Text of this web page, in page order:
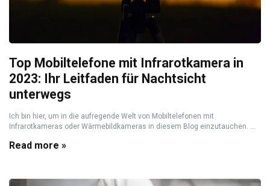
Top Mobiltelefone mit Infrarotkamera in
2023: Ihr Leitfaden für Nachtsicht
unterwegs
Ich bin hier, um in die aufregende Welt von Mobiltelefonen mit
Infrarotkameras oder Wärmebildkameras in diesem Blog einzutauchen. ...
Read more »